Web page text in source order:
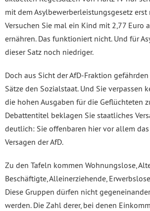
mit dem Asylbewerberleistungsgesetz erst
Versuchen Sie mal ein Kind mit 2,77 Euro
ernähren. Das funktioniert nicht. Und für
dieser Satz noch niedriger.
Doch aus Sicht der AfD-Fraktion
Sätze den Sozialstaat. Und Sie verpassen
die hohen Ausgaben für die Geflüchteten
Debattentitel beklagen Sie staatliches
deutlich: Sie offenbaren hier vor allem
Versagen der AfD.
Zu den Tafeln kommen Wohnungslose,
Beschäftigte, Alleinerziehende,
Diese Gruppen dürfen nicht
werden. Die Zahl derer, bei denen